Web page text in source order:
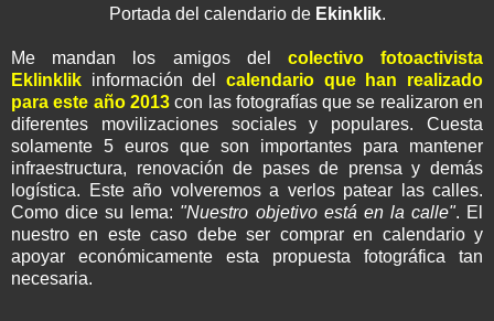
Portada del calendario de Ekinklik.
Me mandan los amigos del colectivo fotoactivista
Eklinklik información del
calendario que han realizado
para este año 2013con las fotografías que se realizaron en
diferentes movilizacionessociales y populares. Cuesta
solamente 5 euros que son importantes para mantener
infraestructura, renovación de pases de prensa y demás
logística. Este año volveremos a verlos patear las calles.
Como dice su lema: "Nuestro objetivo está en la calle". El
nuestro en este caso debe ser comprar en calendario y
apoyar económicamente esta propuesta fotográfica tan
necesaria.